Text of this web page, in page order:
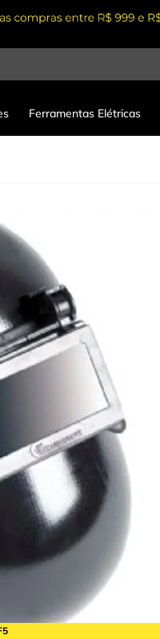
Ferramentas Elétricas